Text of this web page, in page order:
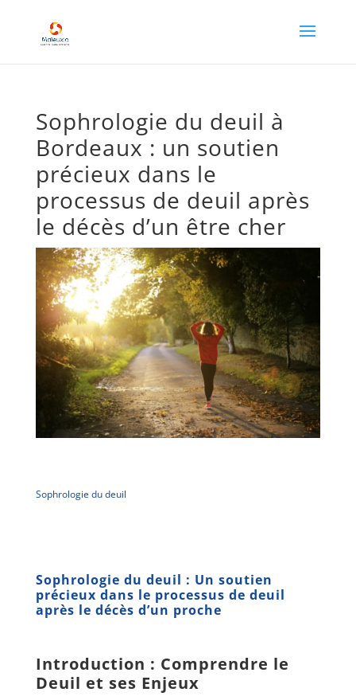
Sophrologie du deuil à
Bordeaux : un soutien
précieux dans le
processus de deuil après
le décès d’un être cher
Sophrologie du deuil
Sophrologie du deuil : Un soutien
précieux dans le processus de deuil
après le décès d’un proche
Introduction : Comprendre le
Deuil et ses Enjeux